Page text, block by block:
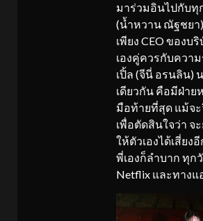
มาร่วมอินไปกับทุ
(น้ำหวาน ณัฐชยา
เพียง CEO ของ
เองคู่ควรกับควา
เปิ้ล (จีนี่ อรนลิน)
เดียวกัน คือมีฝ่า
มือท้ายที่สุด แม้จ
เพื่อตัดสินใจว่า
ให้ตัวเองได้เสี่ยง
พี่เองก็ลำบาก ทุก
Netflix และทางแ